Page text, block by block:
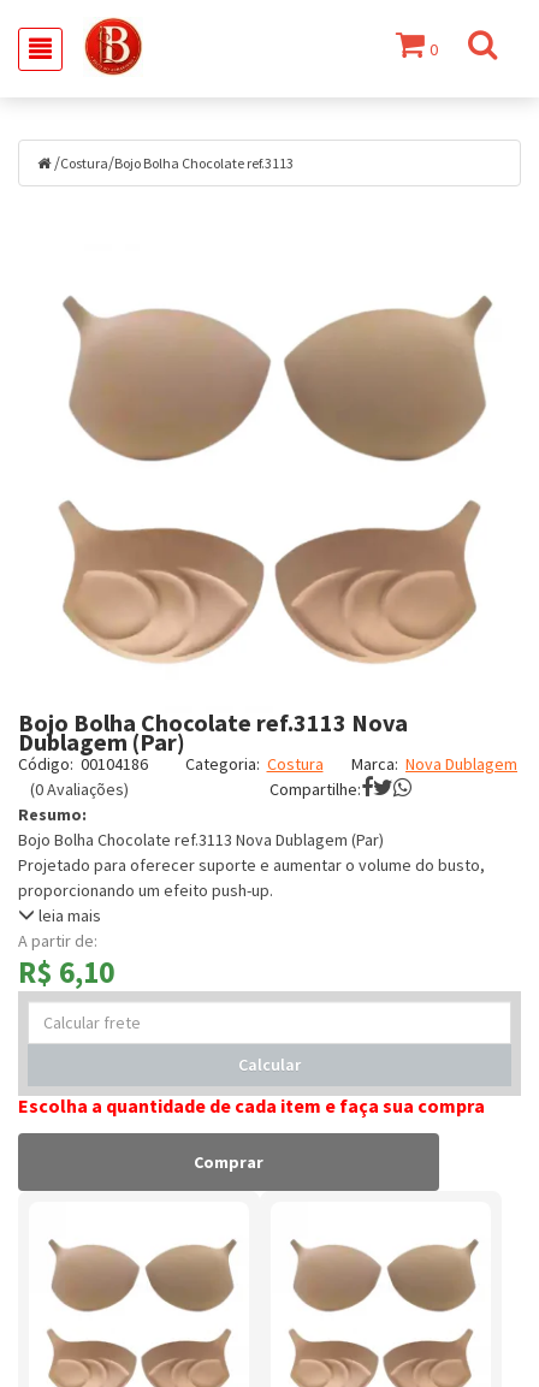
0
/Costura/Bojo Bolha Chocolate ref.3113
Bojo Bolha Chocolate ref.3113 Nova
Dublagem (Par)
Código: 00104186 Categoria: Costura Marca: Nova Dublagem
(0 Avaliações)
Compartilhe:
Resumo:
Bojo Bolha Chocolate ref.3113 Nova Dublagem (Par)
Projetado para oferecer suporte e aumentar o volume do busto,
proporcionando um efeito push-up.
leia mais
A partir de:
R$ 6,10
Calcular
Calcular
Escolha a quantidade de cada item e faça sua compra
Comprar